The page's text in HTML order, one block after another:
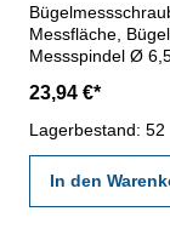
Messfläche,
Messspindel Ø
Behältnis/Kasten
23,94 €*
Lagerbestand: 52
In den